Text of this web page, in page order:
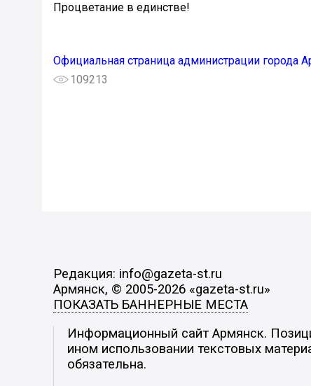
Процветание в единстве!
Официальная страница администрации города
109213
Редакция: info@gazeta-st.ru
Армянск, © 2005-2026 «gazeta-st.ru»
ПОКАЗАТЬ БАННЕРНЫЕ МЕСТА
Информационный сайт Армянск.
ином использовании текстовых
обязательна.